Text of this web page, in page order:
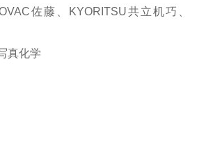
佐藤、KYORITSU共立机巧、
真化学